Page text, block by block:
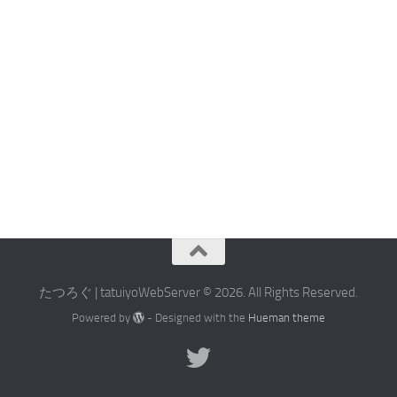
たつろぐ | tatuiyoWebServer © 2026. All Rights Reserved.
Powered by - Designed with the Hueman theme